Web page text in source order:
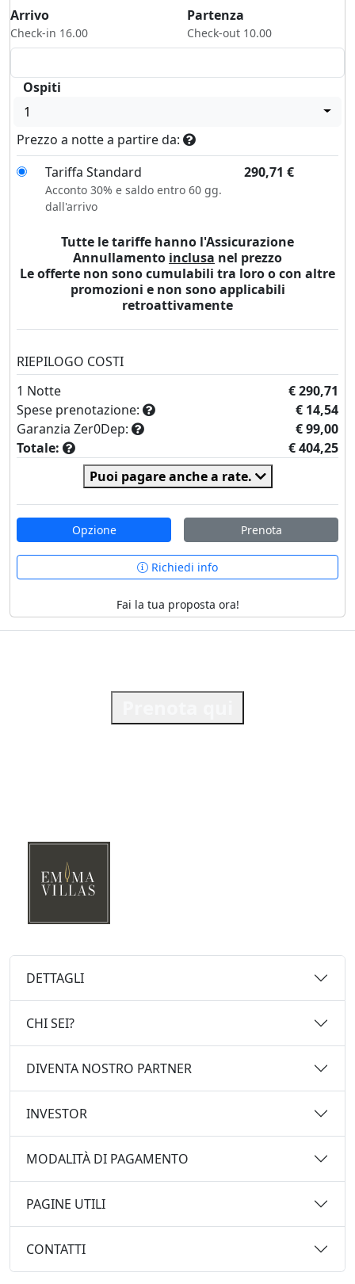
Arrivo
Check-in 16.00
Partenza
Check-out 10.00
Ospiti
1
Prezzo a notte a partire da:
Tariffa Standard
290,71 €
Acconto 30% e saldo entro 60 gg.
dall'arrivo
Tutte le tariffe hanno l'Assicurazione
Annullamento inclusa nel prezzo
Le offerte non sono cumulabili tra loro o con altre
promozioni e non sono applicabili
retroattivamente
RIEPILOGO COSTI
1 Notte
€ 290,71
Spese prenotazione:
€ 14,54
Garanzia Zer0Dep:
€ 99,00
Totale:
€ 404,25
Puoi pagare anche a rate.
Opzione Prenota
Richiedi info
Fai la tua proposta ora!
DETTAGLI
CHI SEI?
DIVENTA NOSTRO PARTNER
INVESTOR
MODALITÀ DI PAGAMENTO
PAGINE UTILI
CONTATTI